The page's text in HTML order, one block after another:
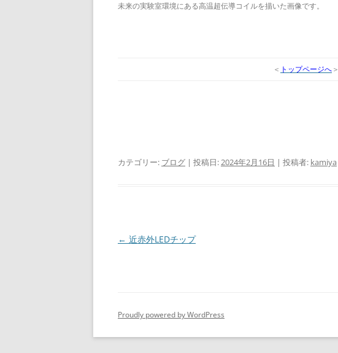
未来の実験室環境にある高温超伝導コイルを描いた画像です。
＜ トップページへ＞
カテゴリー: ブログ | 投稿日:2024年2月16日 | 投稿者: kamiya
投
← 近赤外LEDチップ
Proudly powered by WordPress